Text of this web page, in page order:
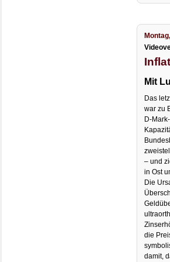
Mit
Das
war zu
D-
– und
in Ost
Die
die
damit,